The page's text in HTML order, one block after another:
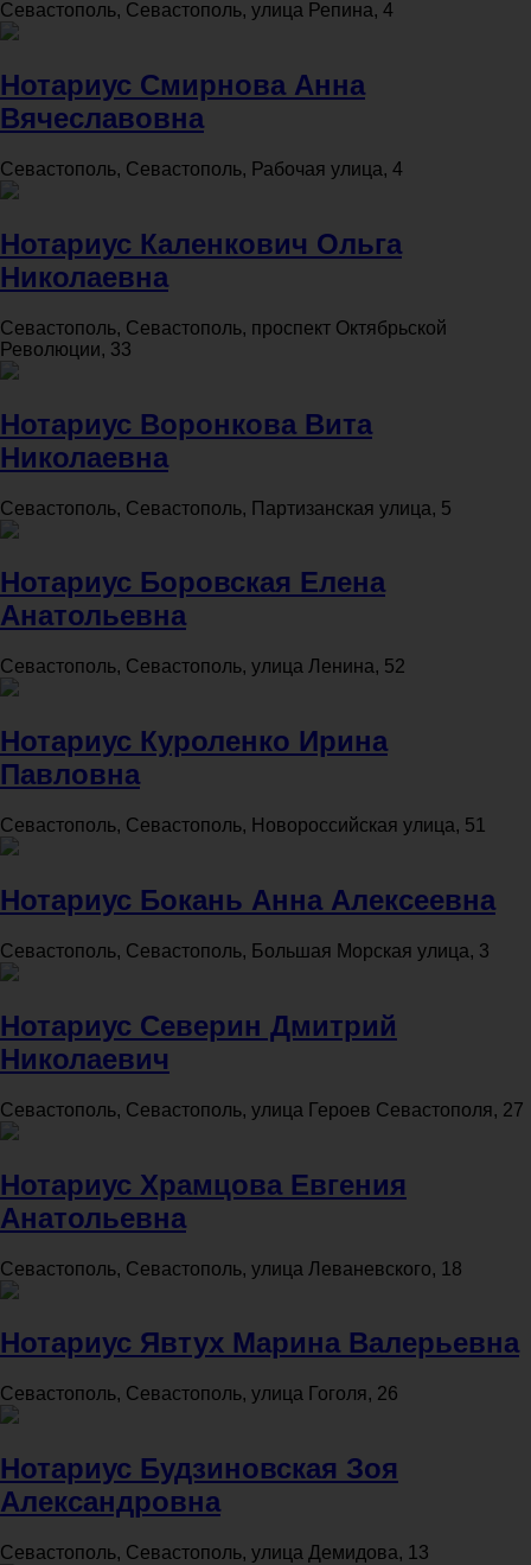
Севастополь, Севастополь, улица Репина, 4
Нотариус Смирнова Анна
Вячеславовна
Севастополь, Севастополь, Рабочая улица, 4
Нотариус Каленкович Ольга
Николаевна
Севастополь, Севастополь, проспект Октябрьской
Революции, 33
Нотариус Воронкова Вита
Николаевна
Севастополь, Севастополь, Партизанская улица, 5
Нотариус Боровская Елена
Анатольевна
Севастополь, Севастополь, улица Ленина, 52
Нотариус Куроленко Ирина
Павловна
Севастополь, Севастополь, Новороссийская улица, 51
Нотариус Бокань Анна Алексеевна
Севастополь, Севастополь, Большая Морская улица, 3
Нотариус Северин Дмитрий
Николаевич
Севастополь, Севастополь, улица Героев Севастополя, 27
Нотариус Храмцова Евгения
Анатольевна
Севастополь, Севастополь, улица Леваневского, 18
Нотариус Явтух Марина Валерьевна
Севастополь, Севастополь, улица Гоголя, 26
Нотариус Будзиновская Зоя
Александровна
Севастополь, Севастополь, улица Демидова, 13